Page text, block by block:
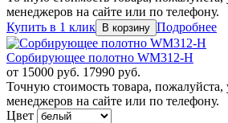
менеджеров на сайте или по телефону.
Купить в 1 клик
Подробнее
Сорбирующее полотно WM312-H
от 15000 руб. 17990 руб.
Точную стоимость товара, пожалуйста,
менеджеров на сайте или по телефону.
Цвет